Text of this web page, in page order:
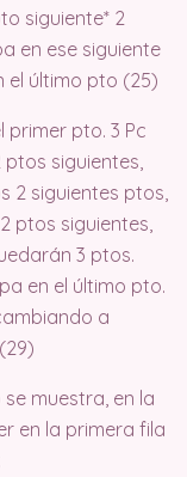
siguiente* 2
en ese siguiente
el último pto (25)
primer pto. 3 Pc
siguientes,
2 siguientes ptos,
ptos siguientes,
3 ptos.
en el último pto.
a
muestra, en la
en la primera fila